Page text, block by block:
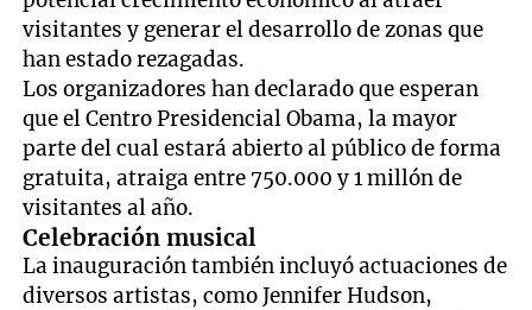
visitantes y generar el desarrollo de zonas que
han estado rezagadas.
Los organizadores han declarado que esperan
que el Centro Presidencial Obama, la mayor
parte del cual estará abierto al público de forma
gratuita, atraiga entre 750.000 y 1 millón de
visitantes al año.
Celebración musical
La inauguración también incluyó actuaciones de
diversos artistas, como Jennifer Hudson,